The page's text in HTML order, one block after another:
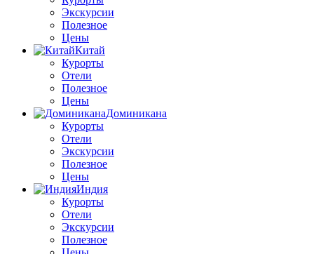
Экскурсии
Полезное
Цены
Китай
Курорты
Отели
Полезное
Цены
Доминикана
Курорты
Отели
Экскурсии
Полезное
Цены
Индия
Курорты
Отели
Экскурсии
Полезное